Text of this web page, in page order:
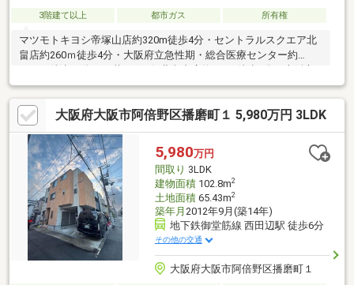
3階建て以上 都市ガス 所有権
マツモトキヨシ帝塚山店約320m徒歩4分・セントラルスクエア北
畠店約260ｍ徒歩4分・大阪府立急性期・総合医療センター約
立晴明丘小学校約1500ｍ徒歩19分・大阪市立阪南中学校約300ｍ
徒歩4分
大阪府大阪市阿倍野区播磨町１ 5,980万円 3LDK
5,980万円
間取り 3LDK
建物面積102.8m2
土地面積65.43m2
築年月 2012年9月(築14年)
地下鉄御堂筋線 西田辺駅 徒歩6分
その他の交通
大阪府大阪市阿倍野区播磨町１